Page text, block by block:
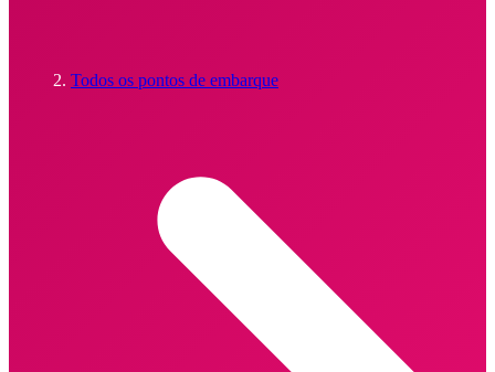
Todos os pontos de embarque